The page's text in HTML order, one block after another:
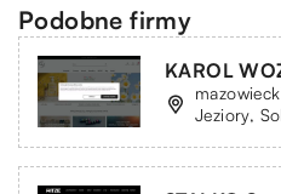
Podobne firmy
KAROL
Jeziory,